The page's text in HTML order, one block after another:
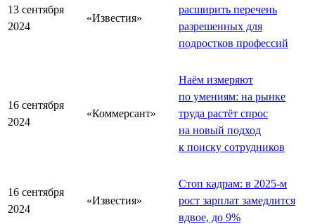
13 сентября
2024
«Известия»
расширить перечень
разрешенных для
подростков профессий
16 сентября
2024
«Коммерсант»
Наём измеряют
по умениям: на рынке
труда растёт спрос
на новый подход
к поиску сотрудников
16 сентября
2024
«Известия»
Стоп кадрам: в 2025-м
рост зарплат замедлится
вдвое, до 9%